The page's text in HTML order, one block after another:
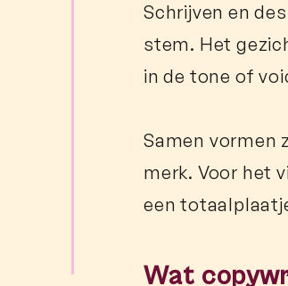
Schrijven en
stem. Het
in de tone of
Samen vormen
merk. Voor het
een
Wat